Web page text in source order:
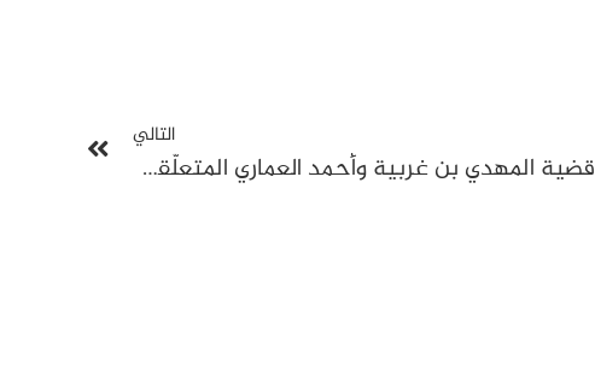
التالي
القضاء يؤجّل النظر في قضية المهدي بن غربية وأحمد العماري المتعلّقة بأحداث داخل أحد السجون